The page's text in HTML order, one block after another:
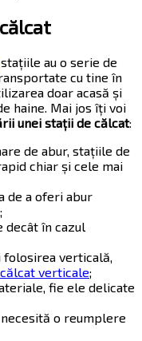
, stațiile au o serie de
cu tine în
doar acasă și
haine. Mai jos îți voi
unei stații de călcat:
de abur, stațiile de
chiar și cele mai
de a oferi abur
decât în cazul
verticală,
verticale;
fie ele delicate
o reumplere